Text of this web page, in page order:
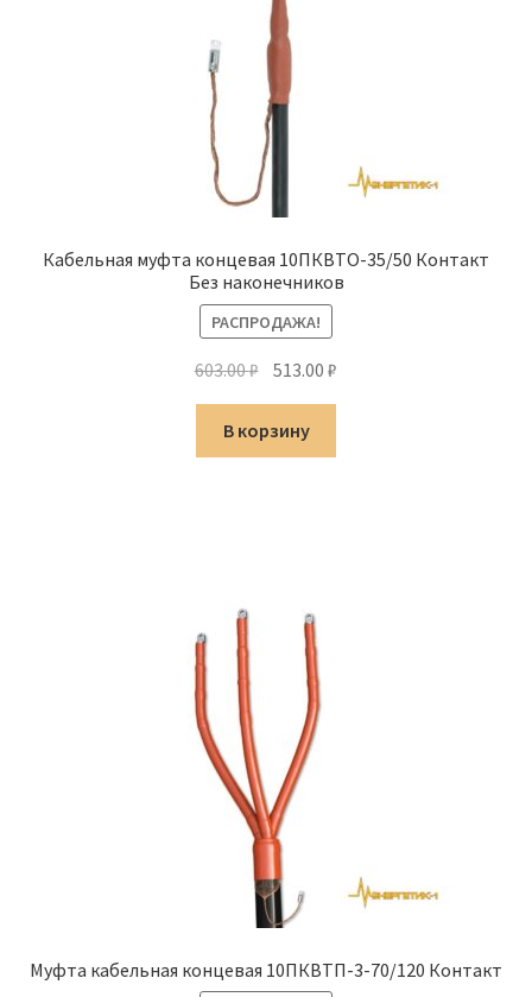
Кабельная муфта концевая 10ПКВТО-35/50 Контакт
Без наконечников
РАСПРОДАЖА!
603.00₽ Первоначальная
цена
составляла
603.00 ₽.
513.00₽
В корзину
Муфта кабельная концевая 10ПКВТП-3-70/120 Контакт